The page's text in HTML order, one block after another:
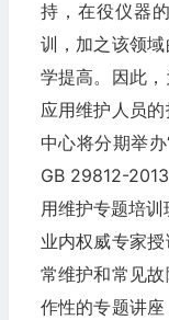
持，在役仪器
训，加之该领
学提高。因此
应用维护人员
中心将分期举
GB 29812-
用维护专题培
业内权威专家
常维护和常见
作性的专题讲